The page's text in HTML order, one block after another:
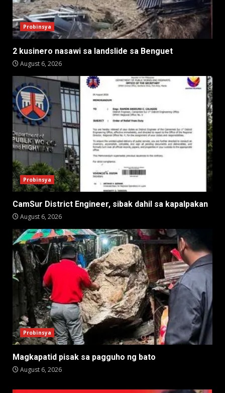
Probinsya
2 kusinero nasawi sa landslide sa Benguet
August 6, 2026
Probinsya
CamSur District Engineer, sibak dahil sa kapalpakan
August 6, 2026
Probinsya
Magkapatid pisak sa pagguho ng bato
August 6, 2026